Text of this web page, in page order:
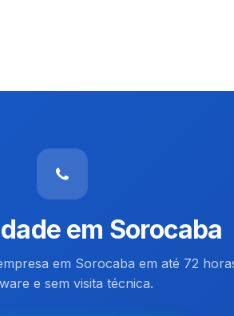
em Sorocaba
em Sorocaba em até 72
e sem visita técnica.